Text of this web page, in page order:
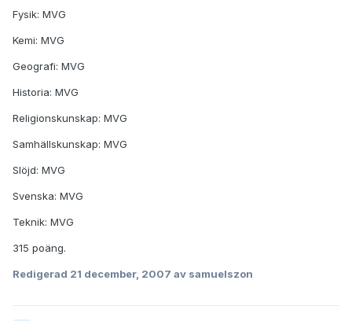
Fysik: MVG
Kemi: MVG
Geografi: MVG
Historia: MVG
Religionskunskap: MVG
Samhällskunskap: MVG
Slöjd: MVG
Svenska: MVG
Teknik: MVG
315 poäng.
Redigerad 21 december, 2007 av samuelszon